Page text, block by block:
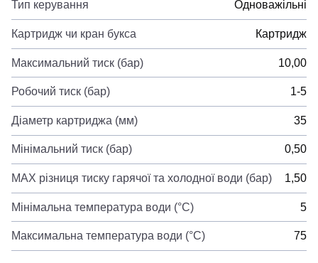
Тип керування Одноважільні
Картридж чи кран букса Картридж
Максимальний тиск (бар) 10,00
Робочий тиск (бар) 1-5
Діаметр картриджа (мм) 35
Мінімальний тиск (бар) 0,50
MAX різниця тиску гарячої та холодної води (бар) 1,50
Мінімальна температура води (°C) 5
Максимальна температура води (°C) 75